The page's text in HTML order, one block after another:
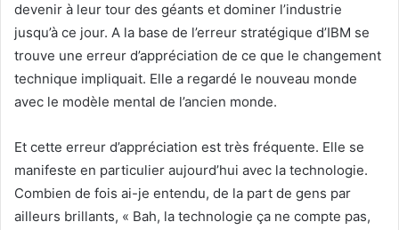
devenir à leur tour des géants et dominer l’industrie
jusqu’à ce jour. A la base de l’erreur stratégique d’IBM se
trouve une erreur d’appréciation de ce que le changement
technique impliquait. Elle a regardé le nouveau monde
avec le modèle mental de l’ancien monde.
Et cette erreur d’appréciation est très fréquente. Elle se
manifeste en particulier aujourd’hui avec la technologie.
Combien de fois ai-je entendu, de la part de gens par
ailleurs brillants, « Bah, la technologie ça ne compte pas,